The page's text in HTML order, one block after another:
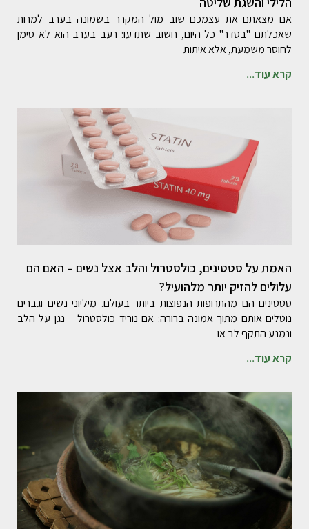
אם מצאתם את עצמכם שוב מול המקרר בשמונה בערב למרות
שאכלתם "בסדר" כל היום, חשוב שתדעו: רעב בערב הוא לא סימן
לחוסר משמעת, אלא איתות
קרא עוד...
האמת על סטטינים, כולסטרול והלב אצל נשים – האם הם
עלולים להזיק יותר מלהועיל?
סטטינים הם מהתרופות הנפוצות ביותר בעולם. מיליוני נשים וגברים
נוטלים אותם מתוך אמונה ברורה: אם נוריד כולסטרול – נגן על הלב
ונמנע התקף לב או
קרא עוד...